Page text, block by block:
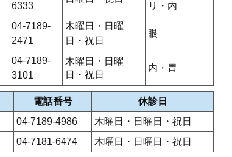
6333
リ・内
04-7189-
2471
木曜日・日曜
日・祝日
眼
04-7189-
3101
木曜日・日曜
日・祝日
内・胃
電話番号
休診日
04-7189-4986
木曜日・日曜日・祝日
04-7181-6474 木曜日・日曜日・祝日